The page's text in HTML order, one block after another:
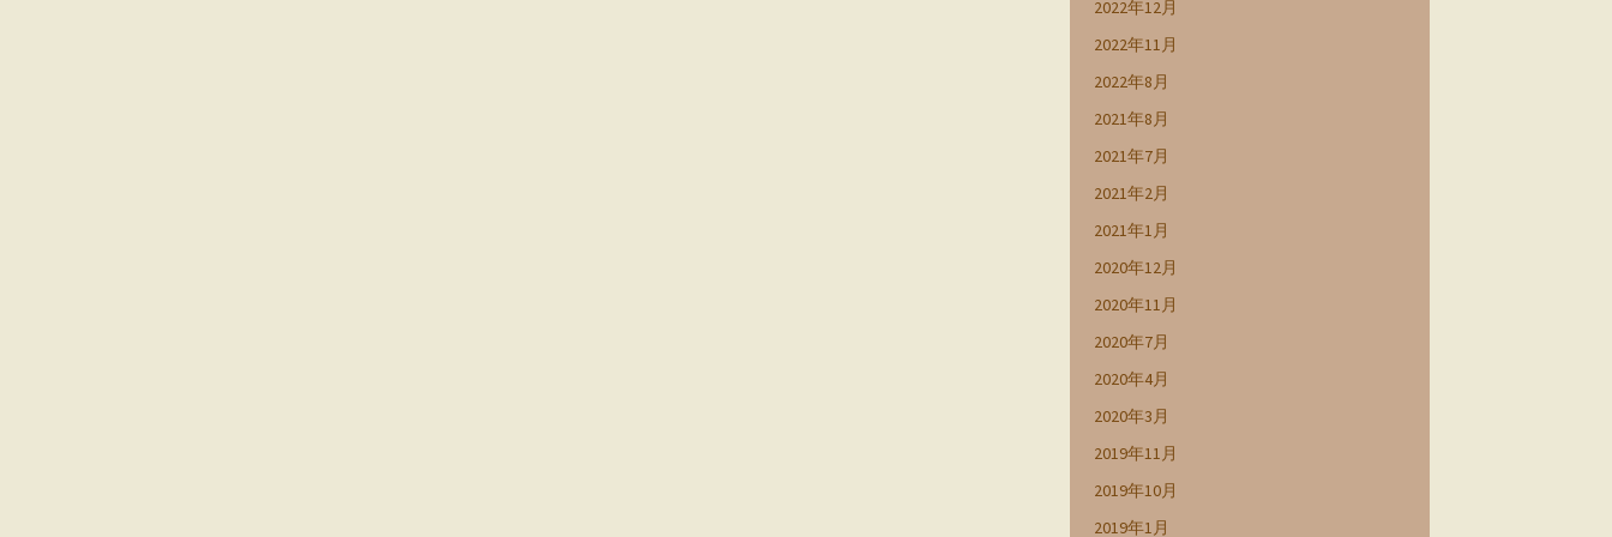
2022年12月
2022年11月
2022年8月
2021年8月
2021年7月
2021年2月
2021年1月
2020年12月
2020年11月
2020年7月
2020年4月
2020年3月
2019年11月
2019年10月
2019年1月